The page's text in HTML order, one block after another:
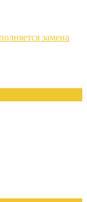
замена